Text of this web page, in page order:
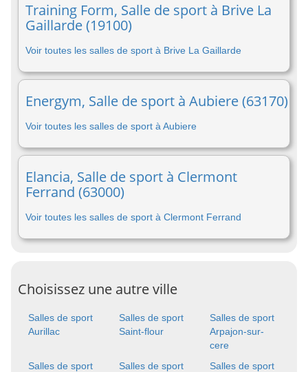
Training Form, Salle de sport à Brive La
Gaillarde (19100)
Voir toutes les salles de sport à Brive La Gaillarde
Energym, Salle de sport à Aubiere (63170)
Voir toutes les salles de sport à Aubiere
Elancia, Salle de sport à Clermont
Ferrand (63000)
Voir toutes les salles de sport à Clermont Ferrand
Choisissez une autre ville
Salles de sport
Aurillac
Salles de sport
Saint-flour
Salles de sport
Arpajon-sur-
cere
Salles de sport
Salles de sport
Salles de sport